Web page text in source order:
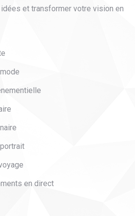
et transformer votre vision en
en direct